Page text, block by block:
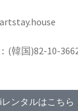
(韓国)82-10-
レンタルはこちら